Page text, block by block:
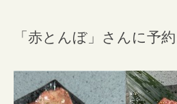
「赤とんぼ」さんに予